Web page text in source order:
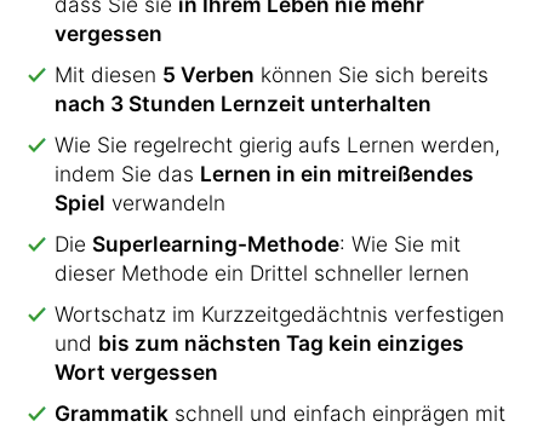
vergessen
Mit diesen 5 Verben können Sie sich bereits
nach 3 Stunden Lernzeit unterhalten
Wie Sie regelrecht gierig aufs Lernen werden,
indem Sie das Lernen in ein mitreißendes
Spiel verwandeln
Die Superlearning-Methode: Wie Sie mit
dieser Methode ein Drittel schneller lernen
Wortschatz im Kurzzeitgedächtnis verfestigen
und bis zum nächsten Tag kein einziges
Wort vergessen
Grammatik schnell und einfach einprägen mit